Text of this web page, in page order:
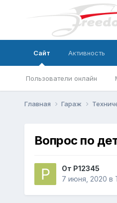
Сайт
Пользователи онлайн
Активность
Главная Гараж
Вопрос по
От P12345
7 июня, 2020 в